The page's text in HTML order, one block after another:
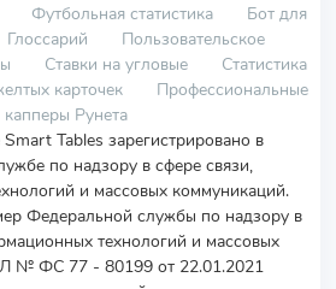
Футбольная статистика
Бот для
Глоссарий
Пользовательское
Ставки на угловые
Статистика
карточек
Профессиональные
капперы Рунета
Tables зарегистрировано в
по надзору в сфере связи,
и массовых коммуникаций.
Федеральной службы по надзору в
технологий и массовых
№ ФС 77 - 80199 от 22.01.2021